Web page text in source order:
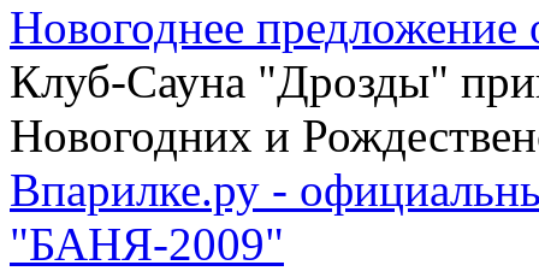
Новогоднее
Клуб-Сауна "Дрозды"
Новогодних и
Впарилке.ру -
"БАНЯ-2009"